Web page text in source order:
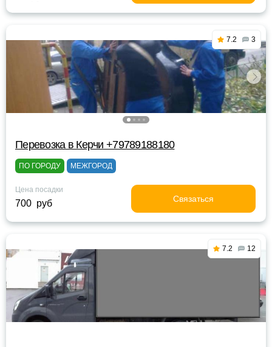
7.2 3
Перевозка в Керчи +79789188180
ПО ГОРОДУ МЕЖГОРОД
Цена посадки
700 руб Связаться
7.2 12